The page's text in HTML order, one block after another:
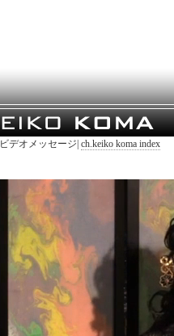
デオメッセージ| ch.keiko koma index